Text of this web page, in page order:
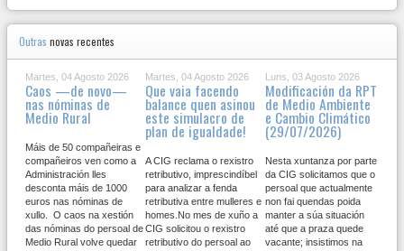
Outras novas recentes
Martes, 04 Agosto 2026
Caos —de novo—
nas nóminas de
Medio Rural
Máis de 50 compañeiras e
compañeiros ven como a
Administración lles
desconta máis de 1000
euros nas nóminas de
xullo. O caos na xestión
das nóminas do persoal de
Medio Rural volve quedar
Martes, 04 Agosto 2026
Que vaia facendo
balance quen asinou
este simulacro de
plan de igualdade!
A CIG reclama o rexistro
retributivo, imprescindíbel
para analizar a fenda
retributiva entre mulleres e
homes.No mes de xuño a
CIG solicitou o rexistro
retributivo do persoal ao
Luns, 03 Agosto 2026
Modificación da RPT
de Medio Ambiente
e Cambio Climático
(29/07/2026)
Nesta xuntanza por parte
da CIG solicitamos que o
persoal que actualmente
non fai quendas poida
manter a súa situación
até que a praza quede
vacante; insistimos na